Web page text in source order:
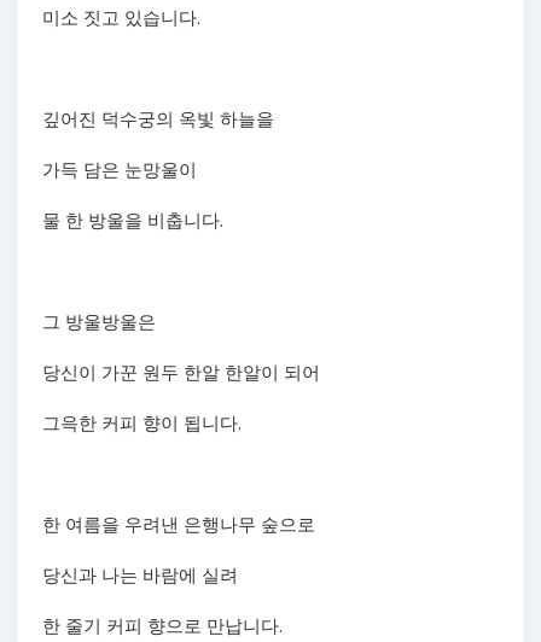
미소 짓고 있습니다.
깊어진 덕수궁의 옥빛 하늘을
가득 담은 눈망울이
물 한 방울을 비춥니다.
그 방울방울은
당신이 가꾼 원두 한알 한알이 되어
그윽한 커피 향이 됩니다.
한 여름을 우려낸 은행나무 숲으로
당신과 나는 바람에 실려
한 줄기 커피 향으로 만납니다.